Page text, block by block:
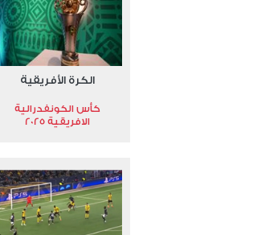
الكرة الأفريقية
كأس الكونفدرالية
الافريقية 2025